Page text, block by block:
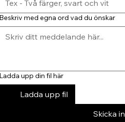
med egna ord vad du önskar
upp din fil här
Ladda upp fil
Skicka in